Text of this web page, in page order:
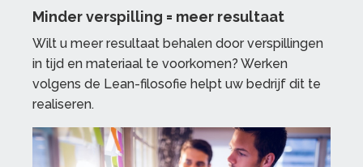
Minder verspilling = meer resultaat
Wilt u meer resultaat behalen door verspillingen
in tijd en materiaal te voorkomen? Werken
volgens de Lean-filosofie helpt uw bedrijf dit te
realiseren.